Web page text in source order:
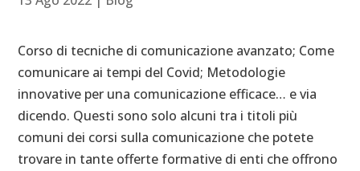
Corso di tecniche di comunicazione avanzato; Come
comunicare ai tempi del Covid; Metodologie
innovative per una comunicazione efficace… e via
dicendo. Questi sono solo alcuni tra i titoli più
comuni dei corsi sulla comunicazione che potete
trovare in tante offerte formative di enti che offrono